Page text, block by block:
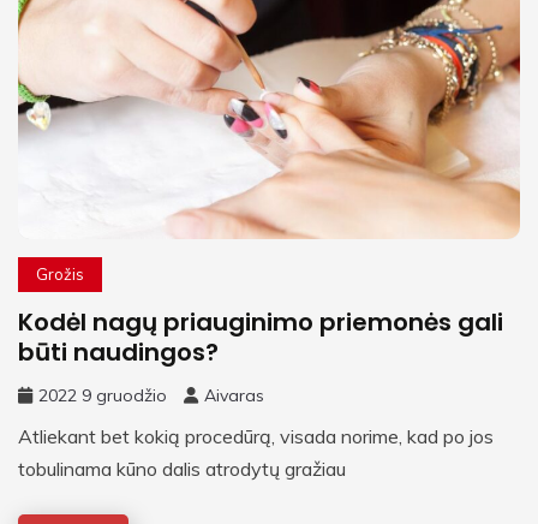
Grožis
Kodėl nagų priauginimo priemonės gali
būti naudingos?
2022 9 gruodžio Aivaras
Atliekant bet kokią procedūrą, visada norime, kad po jos
tobulinama kūno dalis atrodytų gražiau